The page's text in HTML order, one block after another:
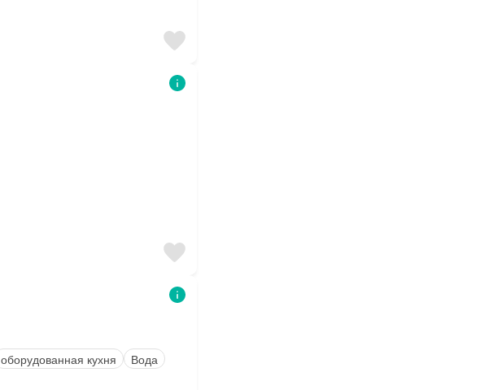
оборудованная кухня
Вода